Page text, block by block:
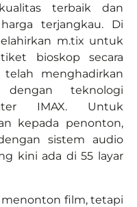
terbaik dan
terjangkau. Di
m.tix untuk
bioskop secara
menghadirkan
dengan teknologi
IMAX. Untuk
kepada penonton,
sistem audio
kini ada di 55 layar
film, tetapi